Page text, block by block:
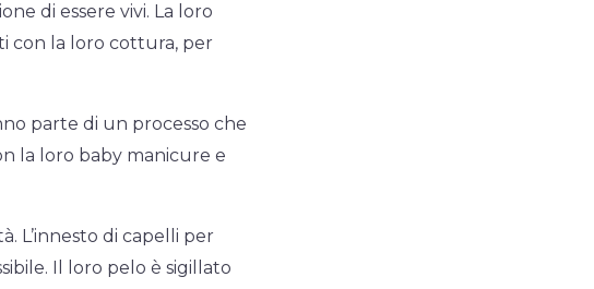
di essere vivi. La loro
con la loro cottura, per
parte di un processo che
la loro baby manicure e
L’innesto di capelli per
Il loro pelo è sigillato